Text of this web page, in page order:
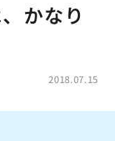
かなり
2018.07.15